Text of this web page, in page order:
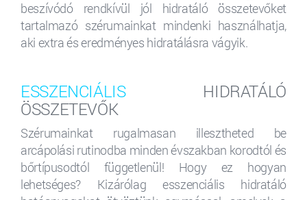
beszívódó rendkívül jól hidratáló összetevőket
tartalmazó szérumainkat mindenki használhatja,
aki extra és eredményes hidratálásra vágyik.
ESSZENCIÁLISHIDRATÁLÓ
ÖSSZETEVŐK
Szérumainkat rugalmasan illesztheted be
arcápolási rutinodba minden évszakban korodtól és
bőrtípusodtól függetlenül! Hogy ez hogyan
lehetséges? Kizárólag esszenciális hidratáló